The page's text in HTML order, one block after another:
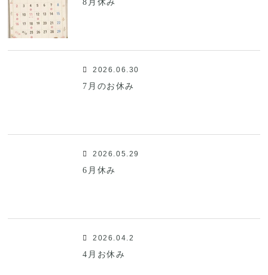
8月休み
2026.06.30
7月のお休み
2026.05.29
6月休み
2026.04.2
4月お休み